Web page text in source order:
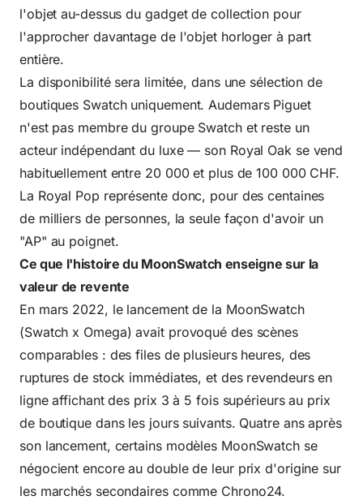
l'objet au-dessus du gadget de collection pour
l'approcher davantage de l'objet horloger à part
entière.
La disponibilité sera limitée, dans une sélection de
boutiques Swatch uniquement. Audemars Piguet
n'est pas membre du groupe Swatch et reste un
acteur indépendant du luxe — son Royal Oak se vend
habituellement entre 20 000 et plus de 100 000 CHF.
La Royal Pop représente donc, pour des centaines
de milliers de personnes, la seule façon d'avoir un
"AP" au poignet.
Ce que l'histoire du MoonSwatch enseigne sur la
valeur de revente
En mars 2022, le lancement de la MoonSwatch
(Swatch x Omega) avait provoqué des scènes
comparables : des files de plusieurs heures, des
ruptures de stock immédiates, et des revendeurs en
ligne affichant des prix 3 à 5 fois supérieurs au prix
de boutique dans les jours suivants. Quatre ans après
son lancement, certains modèles MoonSwatch se
négocient encore au double de leur prix d'origine sur
les marchés secondaires comme Chrono24.